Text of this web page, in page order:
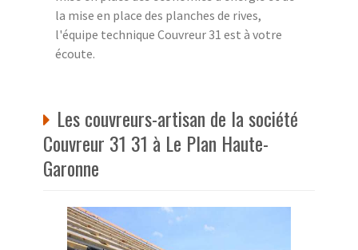
la mise en place des planches de rives,
l'équipe technique Couvreur 31 est à votre
écoute.
Les couvreurs-artisan de la société
Couvreur 31 31 à Le Plan Haute-
Garonne